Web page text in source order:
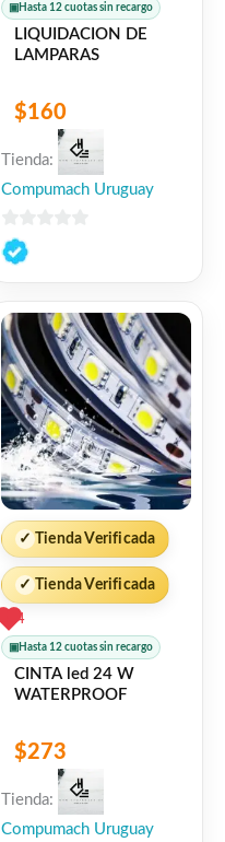
▣ Hasta 12 cuotas sin recargo
LIQUIDACION DE
LAMPARAS
$160
Tienda:
Compumach Uruguay
0
de
✓ Tienda Verificada
✓ Tienda Verificada
4
▣ Hasta 12 cuotas sin recargo
CINTA led 24 W
WATERPROOF
$273
Tienda:
Compumach Uruguay